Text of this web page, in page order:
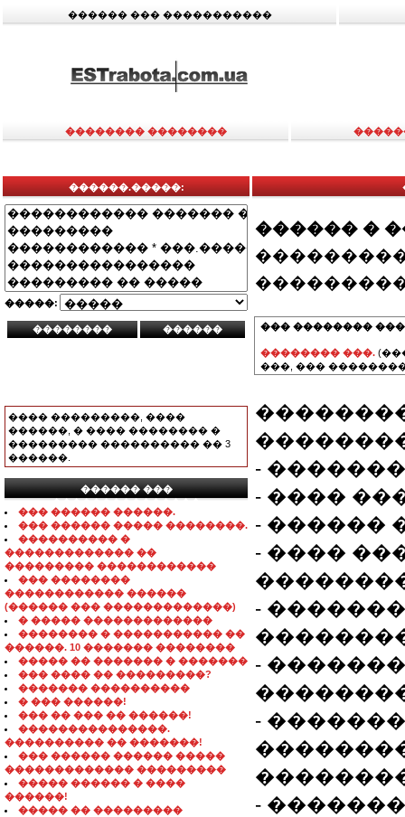
������ ��� �����������
�������� ��������
������.�����:
�����:
���� ���������, ����
������, � ���� �������� �
��������� ���������� �� 3
������.
������ ���
���������������
��� ������ ������.
��� ������ ����� ��������.
���������� �
������������� ��
��������� ������������
��� ��������
������������ ������
(������ ��� �������������)
� ����� �������������
�������� � ����������� ��
������. 10 ������� ��������
����� �� ������� � �������
��� ���� �� ���������?
������� ����������
� ��� ������!
��� �� ��� �� ������!
���������������.
���������� �� �������!
��� ������ ������ �����
������������� ���������
����� ������ � ����
������!
����� �� ���������
������ �
��� ��������
�������� ���.
���, ���
-
- ����
- ������
- ����
-
-
-
-